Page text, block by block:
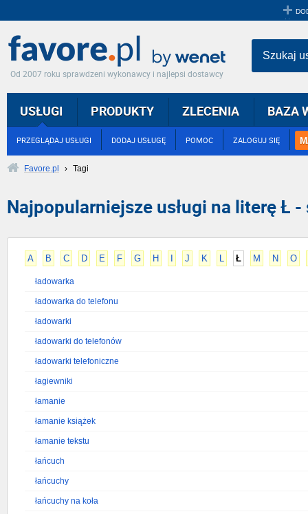
Od 2007 roku sprawdzeni wykonawcy i najlepsi dostawcy
USŁUGI
PRZEGLĄDAJ USŁUGI DODAJ USŁUGĘ POMOC ZALOGUJ SIĘ
PRODUKTY ZLECENIA BAZA
Szukaj
Favore.pl › Tagi
Najpopularniejsze usługi na literę Ł
A B C D E F G H J K L Ł M N O
ładowarka
ładowarka do telefonu
ładowarki
ładowarki do telefonów
ładowarki telefoniczne
łagiewniki
łamanie
łamanie książek
łamanie tekstu
łańcuch
łańcuchy
łańcuchy na koła